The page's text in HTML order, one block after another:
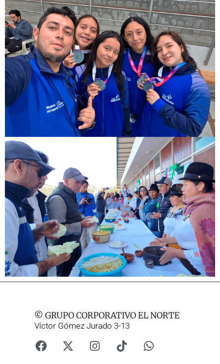
© GRUPO CORPORATIVO EL NORTE
Víctor Gómez Jurado 3-13